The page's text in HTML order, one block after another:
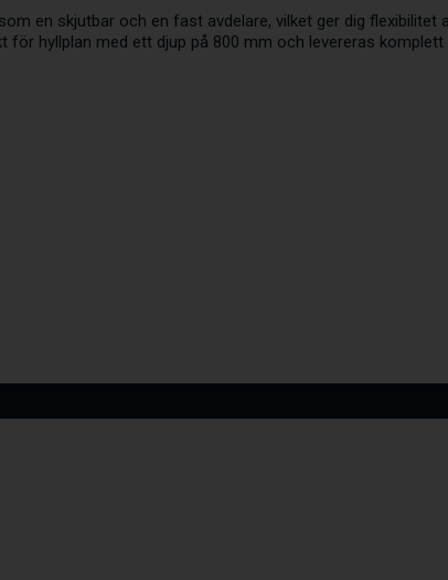
en skjutbar och en fast avdelare, vilket ger dig
för hyllplan med ett djup på 800 mm och levereras